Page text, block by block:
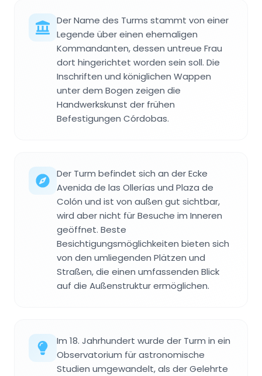
Der Name des Turms stammt von einer
Legende über einen ehemaligen
Kommandanten, dessen untreue Frau
dort hingerichtet worden sein soll. Die
Inschriften und königlichen Wappen
unter dem Bogen zeigen die
Handwerkskunst der frühen
Befestigungen Córdobas.
Der Turm befindet sich an der Ecke
Avenida de las Ollerías und Plaza de
Colón und ist von außen gut sichtbar,
wird aber nicht für Besuche im Inneren
geöffnet. Beste
Besichtigungsmöglichkeiten bieten sich
von den umliegenden Plätzen und
Straßen, die einen umfassenden Blick
auf die Außenstruktur ermöglichen.
Im 18. Jahrhundert wurde der Turm in ein
Observatorium für astronomische
Studien umgewandelt, als der Gelehrte